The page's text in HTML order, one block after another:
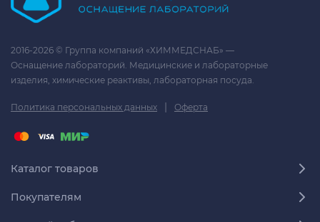
2016-2026 © Группа компаний «ХИММЕДСНАБ» —
Оснащение лабораторий. Медицинские и лабораторные
изделия, химические реактивы, лабораторная посуда.
Политика персональных данных | Оферта
Каталог товаров
Покупателям